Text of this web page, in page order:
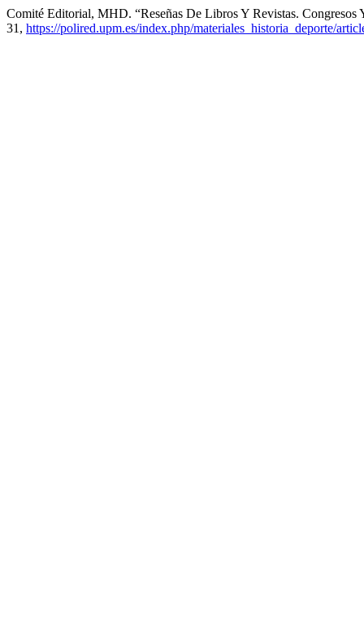
Comité Editorial, MHD. “Reseñas De Libros Y Revistas. Congresos
31, https://polired.upm.es/index.php/materiales_historia_deporte/